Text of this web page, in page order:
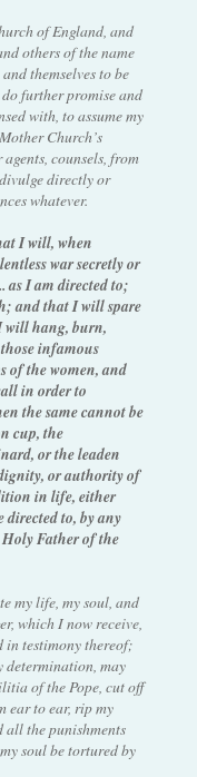
of England, and
others of the name
themselves to be
further promise and
with, to assume my
Church’s
counsels, from
directly or
whatever.
I will, when
war secretly or
as I am directed to;
and that I will spare
will hang, burn,
infamous
of the women, and
in order to
the same cannot be
cup, the
or the leaden
or authority of
in life, either
directed to, by any
Father of the
my life, my soul, and
which I now receive,
in testimony thereof;
determination, may
of the Pope, cut off
ear to ear, rip my
the punishments
soul be tortured by